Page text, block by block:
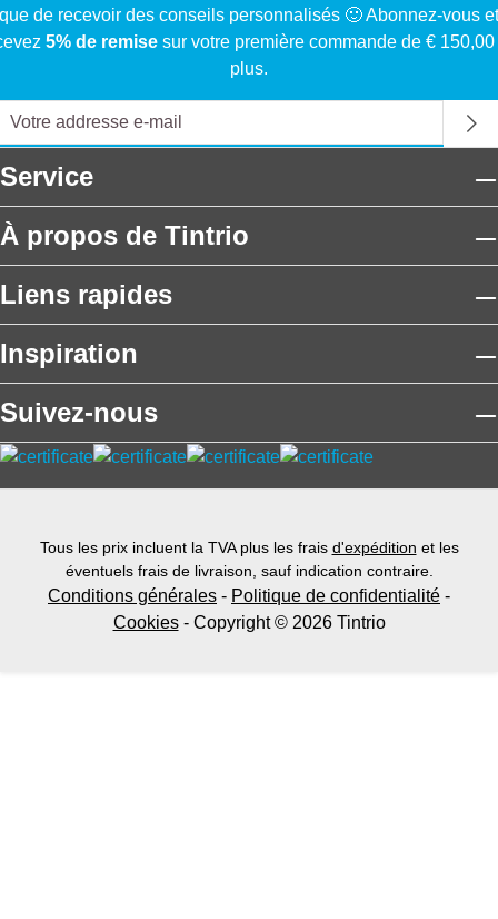
que de recevoir des conseils personnalisés 🙂 Abonnez-vous et
5% de remise sur votre première commande de € 150,00
plus.
Service
À propos de Tintrio
Liens rapides
Inspiration
Suivez-nous
Tous les prix incluent la TVA plus les frais d'expédition et les
éventuels frais de livraison, sauf indication contraire.
Conditions générales - Politique de confidentialité -
Cookies- Copyright © 2026 Tintrio